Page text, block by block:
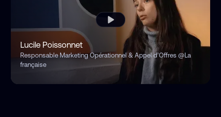
Lucile Poissonnet
Responsable Marketing Opérationnel & Appel d’Offres@La
française